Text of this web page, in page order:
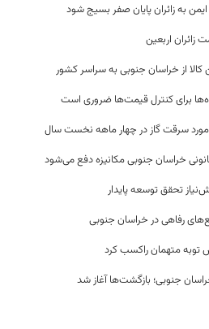
به زائران پایان صفر بسیج شود
برای کنترل قیمت‌ها ضروری است
خراسان جنوبی مکانیزه دفع می‌شود
تحقق توسعه پایدار
رفاهی در خراسان جنوبی
متهمان راکسب کرد